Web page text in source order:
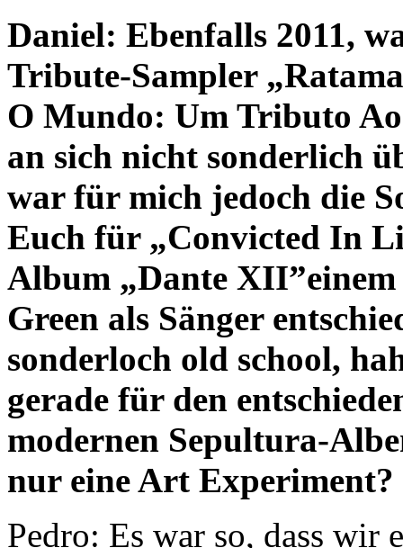
Daniel: Ebenfalls 2011,
Tribute-Sampler
O Mundo: Um Tributo
an sich nicht sonderlich
war für mich jedoch die
Euch für „Convicted In
Album „Dante
Green als Sänger
sonderloch old school,
gerade für den
modernen Sepultura-
nur eine Art
Pedro: Es war so, dass wir